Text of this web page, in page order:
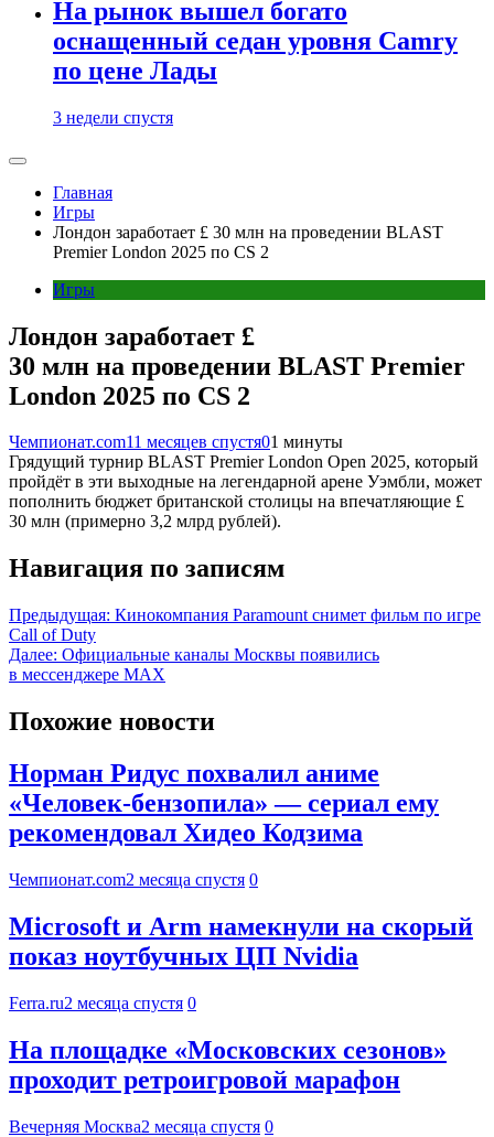
На рынок вышел богато
оснащенный седан уровня Camry
по цене Лады
3 недели спустя
Главная
Игры
Лондон заработает £ 30 млн на проведении BLAST
Premier London 2025 по CS 2
Игры
Лондон заработает £
30 млн на проведении BLAST Premier
London 2025 по CS 2
Чемпионат.com11 месяцев спустя01 минуты
Грядущий турнир BLAST Premier London Open 2025, который
пройдёт в эти выходные на легендарной арене Уэмбли, может
пополнить бюджет британской столицы на впечатляющие £
30 млн (примерно 3,2 млрд рублей).
Навигация по записям
Предыдущая: Кинокомпания Paramount снимет фильм по игре
Call of Duty
Далее: Официальные каналы Москвы появились
в мессенджере MAX
Похожие новости
Норман Ридус похвалил аниме
«Человек-бензопила» — сериал ему
рекомендовал Хидео Кодзима
Чемпионат.com2 месяца спустя 0
Microsoft и Arm намекнули на скорый
показ ноутбучных ЦП Nvidia
Ferra.ru2 месяца спустя 0
На площадке «Московских сезонов»
проходит ретроигровой марафон
Вечерняя Москва2 месяца спустя 0